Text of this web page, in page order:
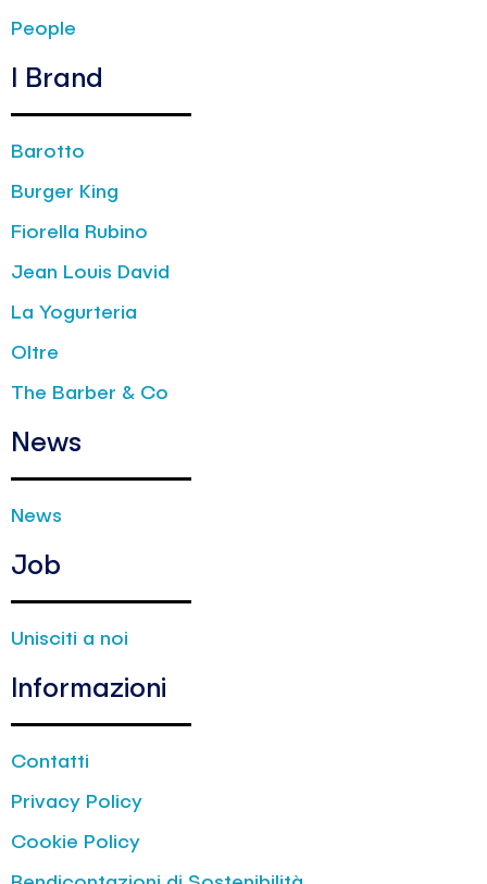
People
I Brand
Barotto
Burger King
Fiorella Rubino
Jean Louis David
La Yogurteria
Oltre
The Barber & Co
News
News
Job
Unisciti a noi
Informazioni
Contatti
Privacy Policy
Cookie Policy